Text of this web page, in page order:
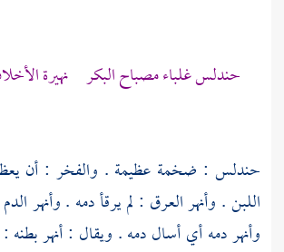
حندلس غلباء مصباح البكر نهيرة
حندلس : ضخمة عظيمة . والفخر : أن
اللبن . وأنهر العرق : لم يرقأ دمه . وأنهر
وأنهر دمه أي أسال دمه . ويقال : أنهر بطنه